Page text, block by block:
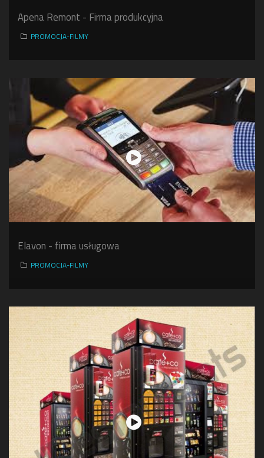
Apena Remont - Firma produkcyjna
PROMOCJA-FILMY
Elavon - firma usługowa
PROMOCJA-FILMY